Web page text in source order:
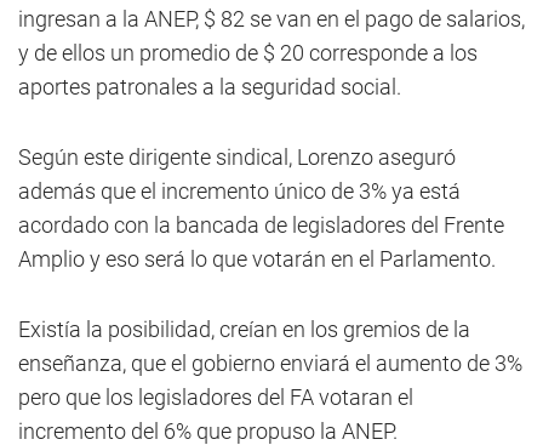
ingresan a la ANEP, $ 82 se van en el pago de salarios,
y de ellos un promedio de $ 20 corresponde a los
aportes patronales a la seguridad social.
Según este dirigente sindical, Lorenzo aseguró
además que el incremento único de 3% ya está
acordado con la bancada de legisladores del Frente
Amplio y eso será lo que votarán en el Parlamento.
Existía la posibilidad, creían en los gremios de la
enseñanza, que el gobierno enviará el aumento de 3%
pero que los legisladores del FA votaran el
incremento del 6% que propuso la ANEP.